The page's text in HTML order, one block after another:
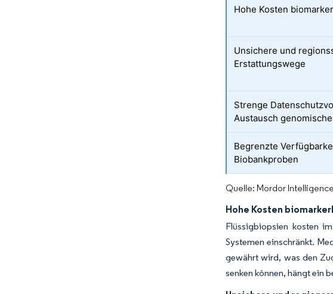
Hohe Kosten
Unsichere und
Erstattungswege
Strenge
Austausch
Begrenzte
Biobankproben
Quelle: Mordor Intelligence
Hohe Kosten
Flüssigbiopsien kosten
Systemen einschränkt.
gewährt wird, was den
senken können, hängt ein